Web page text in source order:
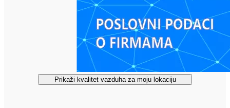
Prikaži kvalitet vazduha za moju lokaciju